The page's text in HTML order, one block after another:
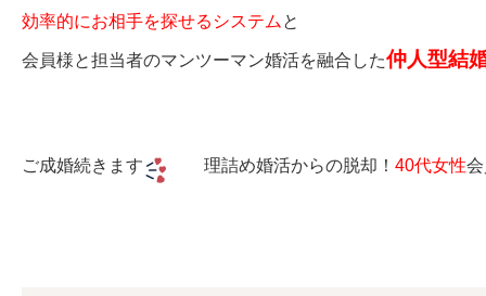
効率的にお相手を探せるシステム と
会員様と担当者のマンツーマン婚活を融合した仲人型結
ご成婚続きます 理詰め婚活からの脱却！ 40代女性